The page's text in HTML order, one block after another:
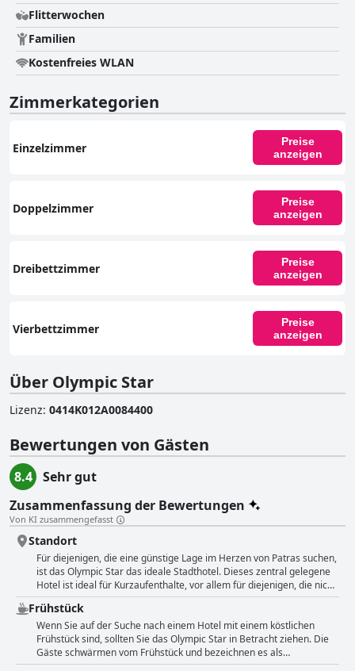
Flitterwochen
Familien
Kostenfreies WLAN
Zimmerkategorien
Einzelzimmer
Preise
anzeigen
Doppelzimmer
Preise
anzeigen
Dreibettzimmer
Preise
anzeigen
Vierbettzimmer
Preise
anzeigen
Über Olympic Star
Lizenz: 0414Κ012Α0084400
Bewertungen von Gästen
8.4
Sehr gut
Zusammenfassung der Bewertungen
Von KI zusammengefasst
Standort
Für diejenigen, die eine günstige Lage im Herzen von Patras suchen,
ist das Olympic Star das ideale Stadthotel. Dieses zentral gelegene
Hotel ist ideal für Kurzaufenthalte, vor allem für diejenigen, die nicht
mit dem Auto in die Stadt fahren, da alles zu Fuß zu erreichen ist.
Das Hotel liegt gleich um die Ecke vom Stadtzentrum und ist so
zentral wie nur möglich. In vielen Bewertungen wurde die
hervorragende Lage des Hotels hervorgehoben, und die Gäste
schätzten es, nur wenige Schritte von den Einkaufs- und
Unterhaltungsmöglichkeiten entfernt zu sein. Das freundliche
Frühstück
Wenn Sie auf der Suche nach einem Hotel mit einem köstlichen
Frühstück sind, sollten Sie das Olympic Star in Betracht ziehen. Die
Gäste schwärmen vom Frühstück und bezeichnen es als
außergewöhnlich, hervorragend und mehr als reichhaltig. Einige